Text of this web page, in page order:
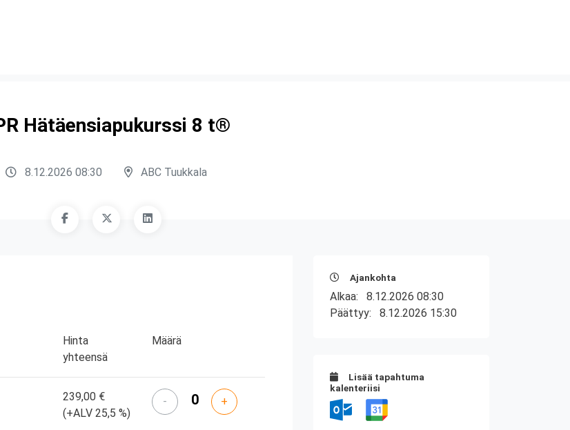
Hätäensiapukurssi 8 t®
8.12.2026 08:30 ABC Tuukkala
Hinta
yhteensä
Määrä
239,00 €
(+ALV 25,5 %)
- +
Ajankohta
Alkaa: 8.12.2026 08:30
Päättyy: 8.12.2026 15:30
Lisää tapahtuma
kalenteriisi